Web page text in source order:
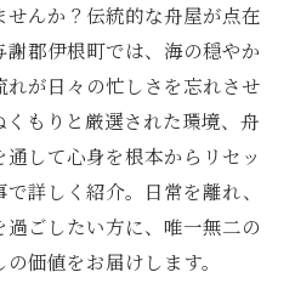
んか？伝統的な舟屋が点在
郡伊根町では、海の穏やか
が日々の忙しさを忘れさせ
もりと厳選された環境、舟
して心身を根本からリセッ
詳しく紹介。日常を離れ、
ごしたい方に、唯一無二の
価値をお届けします。